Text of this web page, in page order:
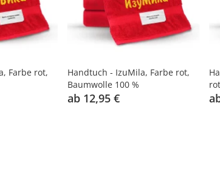
Farbe rot,
Handtuch - IzuMila, Farbe rot,
Baumwolle 100 %
ab 12,95 €